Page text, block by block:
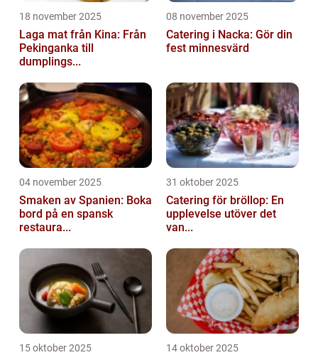
18 november 2025
Laga mat från Kina: Från
Pekinganka till
dumplings...
08 november 2025
Catering i Nacka: Gör din
fest minnesvärd
04 november 2025
Smaken av Spanien: Boka
bord på en spansk
restaura...
31 oktober 2025
Catering för bröllop: En
upplevelse utöver det
van...
15 oktober 2025 14 oktober 2025